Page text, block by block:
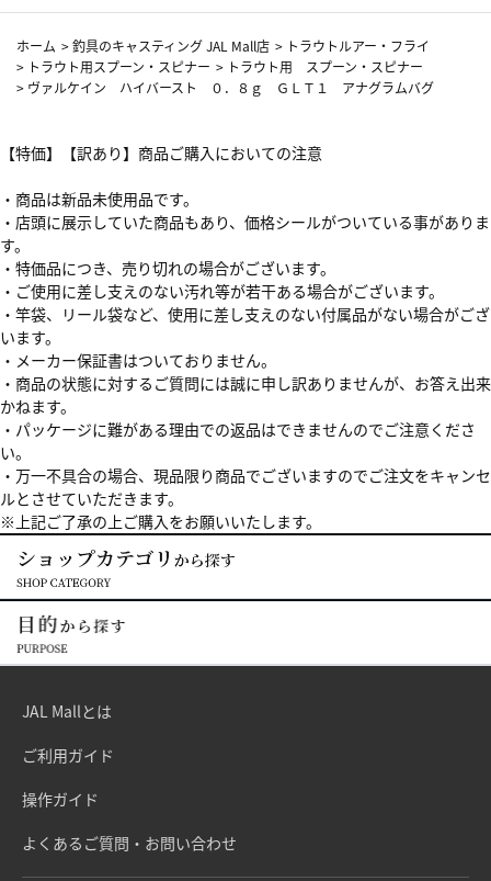
ホーム >釣具のキャスティング JAL Mall店 > トラウトルアー・フライ
> トラウト用スプーン・スピナー > トラウト用 スプーン・スピナー
> ヴァルケイン ハイバースト ０．８ｇ ＧＬＴ１ アナグラムバグ
【特価】【訳あり】商品ご購入においての注意
・商品は新品未使用品です。
・店頭に展示していた商品もあり、価格シールがついている事がありま
す。
・特価品につき、売り切れの場合がございます。
・ご使用に差し支えのない汚れ等が若干ある場合がございます。
・竿袋、リール袋など、使用に差し支えのない付属品がない場合がござ
います。
・メーカー保証書はついておりません。
・商品の状態に対するご質問には誠に申し訳ありませんが、お答え出来
かねます。
・パッケージに難がある理由での返品はできませんのでご注意くださ
い。
・万一不具合の場合、現品限り商品でございますのでご注文をキャンセ
ルとさせていただきます。
※上記ご了承の上ご購入をお願いいたします。
JAL Mallとは
ご利用ガイド
操作ガイド
よくあるご質問・お問い合わせ